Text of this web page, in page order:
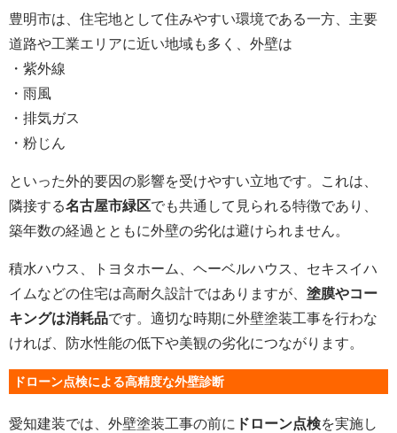
豊明市は、住宅地として住みやすい環境である一方、主要
道路や工業エリアに近い地域も多く、外壁は
・紫外線
・雨風
・排気ガス
・粉じん
といった外的要因の影響を受けやすい立地です。これは、
隣接する名古屋市緑区でも共通して見られる特徴であり、
築年数の経過とともに外壁の劣化は避けられません。
積水ハウス、トヨタホーム、ヘーベルハウス、セキスイハ
イムなどの住宅は高耐久設計ではありますが、 塗膜やコー
キングは消耗品です。適切な時期に外壁塗装工事を行わな
ければ、防水性能の低下や美観の劣化につながります。
ドローン点検による高精度な外壁診断
愛知建装では、外壁塗装工事の前に ドローン点検を実施し